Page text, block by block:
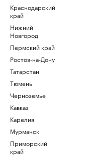
Краснодарский
край
Нижний
Новгород
Пермский край
Ростов-на-Дону
Татарстан
Тюмень
Черноземье
Кавказ
Карелия
Мурманск
Приморский
край